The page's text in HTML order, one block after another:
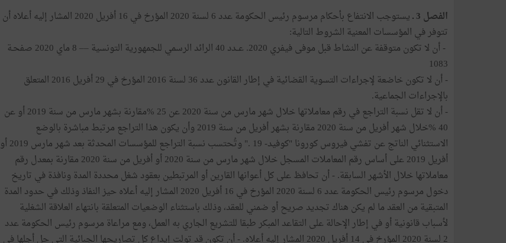
الفصل 3 ـ
يستوجب الانتفاع بأحكام مرسوم رئيس الحكومة عدد 6 لسنة 2020 المؤرخ في 16 أفريل 2020 المشار إليه أعلاه أن
تتوفر في المؤسسات المعنية الشروط التالية:
- أن لا تكون متوقفة عن النشاط قبل موفى فيفري 2020. عــدد 40 الرائد الرسمي للجمهورية التونسية –– 8 ماي 2020 صفحـة
1083
- أن لا تكون خاضعة لإجراءات التسوية القضائية في إطار القانون عدد 36 لسنة 2016 المؤرخ في 29 أفريل 2016 المتعلق
بالإجراءات الجماعية.
- أن لا تقل نسبة التراجع في رقم معاملاتها خلال شهر مارس من سنة 2020 عن 25 %مقارنة بشهر مارس من سنة 2019 أو عن
40 %خلال شهر أفريل من سنة 2020 مقارنة بشهر أفريل من سنة 2019 وأن يكون هذا التراجع مرتبط مباشرة بالوضع
الاستثنائي الناتج عن تفشي فيروس كورونا "كوفيد- 19 ." وتُحتسب نسبة التراجع للمؤسسات المحدثة بعد شهر مارس 2019 أو
أفريل 2019 على أساس رقم المعاملات المسجل خلال شهر مارس من سنة 2020 أو أفريل من سنة 2020 مقارنة بمعدل رقم
معاملاتها خلال الأشهر السابقة. - أن تحافظ على كل أعوانها القارين أو المرتبطين بعقود شغل محددة المدة ونافذة في تاريخ
دخول مرسوم رئيس الحكومة عدد 6 لسنة 2020 المؤرخ في 16 أفريل 2020 المشار إليه أعلاه حيز النفاذ وذلك في حدود المدة
المتبقية من العقد ما لم يكن هناك تجديد صريح أو ضمني للعقد، وذلك باستثناء الوضعيات المتعلقة بانتهاء العلاقة الشغلية
لأسباب قانونية أو في إطار الإحالة على التقاعد المبكر طبقا للتشريع الجاري به العمل، ومع مراعاة مرسوم رئيس الحكومة عدد